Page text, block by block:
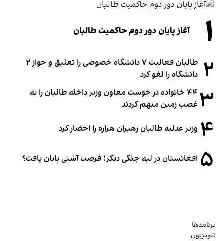
۱ آغاز پایان دور دوم حاکمیت طالبان
۲
طالبان فعالیت ۷ دانشگاه خصوصی را تعلیق و جواز ۲
دانشگاه را لغو کرد
۳
۴۴ خانواده در خوست معاون وزیر داخله طالبان را به
غصب زمین متهم کردند
۴ وزیر عدلیه طالبان رهبران هزاره را احضار کرد
۵ افغانستان در لبه جنگی دیگر؛ فرصت آشتی پایان یافت؟
برنامه‌ها
تلویزیون